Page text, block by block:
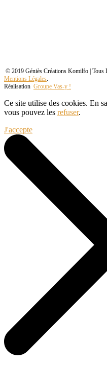
© 2019 Géniès Créations Komilfo | Tous
Mentions Légales.
Réalisation Groupe Vas-y !
Ce site utilise des cookies. En
vous pouvez les refuser.
J'accepte